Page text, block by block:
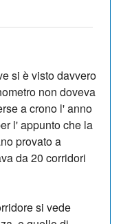
si è visto davvero
non doveva
a crono l' anno
l' appunto che la
provato a
da 20 corridori
si vede